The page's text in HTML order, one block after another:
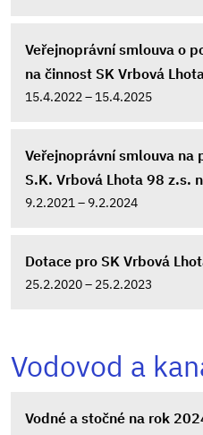
Veřejnoprávní smlouva o
na činnost SK Vrbová
15.4.2022 – 15.4.2025
Veřejnoprávní smlouva na
S.K. Vrbová Lhota 98 z.s.
9.2.2021 – 9.2.2024
Dotace pro SK Vrbová
25.2.2020 – 25.2.2023
Vodovod a
Vodné a stočné na rok